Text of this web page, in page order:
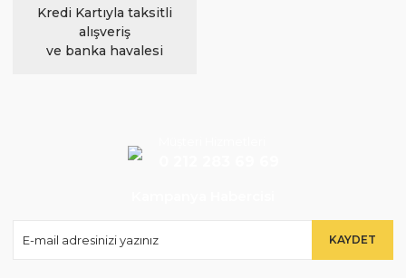
Kredi Kartıyla taksitli
alışveriş
ve banka havalesi
KAYDET